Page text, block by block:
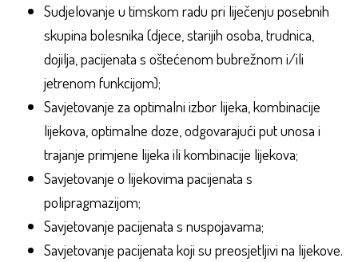
Sudjelovanje u timskom radu pri liječenju posebnih
skupina bolesnika (djece, starijih osoba, trudnica,
dojilja, pacijenata s oštećenom bubrežnom i/ili
jetrenom funkcijom);
Savjetovanje za optimalni izbor lijeka, kombinacije
lijekova, optimalne doze, odgovarajući put unosa i
trajanje primjene lijeka ili kombinacije lijekova;
Savjetovanje o lijekovima pacijenata s
polipragmazijom;
Savjetovanje pacijenata s nuspojavama;
Savjetovanje pacijenata koji su preosjetljivi na lijekove.